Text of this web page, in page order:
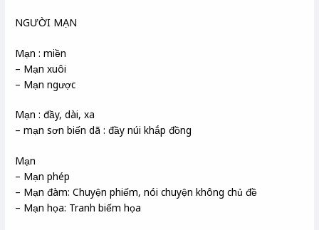
NGƯỜI MẠN
Mạn : miền
– Mạn xuôi
– Mạn ngược
Mạn : đầy, dài, xa
– mạn sơn biến dã : đầy núi khắp đồng
Mạn
– Mạn phép
– Mạn đàm: Chuyện phiếm, nói chuyện không chủ đề
– Mạn họa: Tranh biếm họa